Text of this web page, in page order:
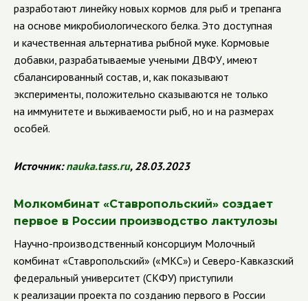
разработают линейку новых кормов для рыб и трепанга
на основе микробиологического белка. Это доступная
и качественная альтернатива рыбной муке. Кормовые
добавки, разрабатываемые учеными ДВФУ, имеют
сбалансированный состав, и, как показывают
эксперименты, положительно сказываются не только
на иммунитете и выживаемости рыб, но и на размерах
особей.
Источник: nauka.tass.ru, 28.03.2023
Молкомбинат «Ставропольский» создает
первое в России производство лактулозы
Научно-производственный консорциум Молочный
комбинат «Ставропольский» («МКС») и Северо-Кавказский
федеральный университет (СКФУ) приступили
к реализации проекта по созданию первого в России